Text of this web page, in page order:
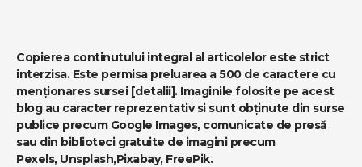
Copierea continutului integral al articolelor este strict
interzisa. Este permisa preluarea a 500 de caractere cu
menționares sursei [detalii]. Imaginile folosite pe acest
blog au caracter reprezentativ si sunt obținute din surse
publice precum Google Images, comunicate de presă
sau din biblioteci gratuite de imagini precum
Pexels, Unsplash,Pixabay, FreePik.